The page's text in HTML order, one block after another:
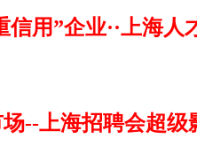
信用”企业··上海
--上海招聘会超级